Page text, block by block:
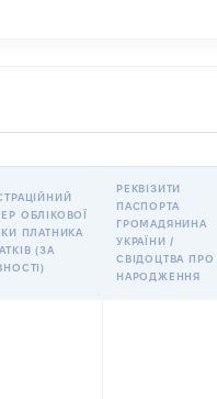
ОБЛІКОВОЇ
ПЛАТНИКА
(ЗА
РЕКВІЗИТИ
ПАСПОРТА
ГРОМАДЯНИНА
УКРАЇНИ /
СВІДОЦТВА ПРО
НАРОДЖЕННЯ